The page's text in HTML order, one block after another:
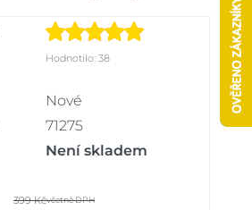
Hodnotilo: 38
Nové
71275
Není skladem
399 Kčvčetně DPH